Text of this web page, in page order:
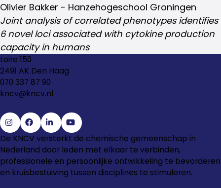
Olivier Bakker - Hanzehogeschool Groningen
Joint analysis of correlated phenotypes identifies
6 novel loci associated with cytokine production
capacity in humans
Loire 150
2491 AK Den Haag
070 337 87 90
kncv@kncv.nl
Ga
naar
Instagram
Ga
naar
Facebook
Ga
naar
LinkedIn
Ga
naar
YouTube
De KNCV versterkt de chemische gemeenschap in
Nederland door leden met elkaar te verbinden,
professionele en persoonlijke ontwikkeling te bevorderen
en kruisbestuiving tussen disciplines te stimuleren.